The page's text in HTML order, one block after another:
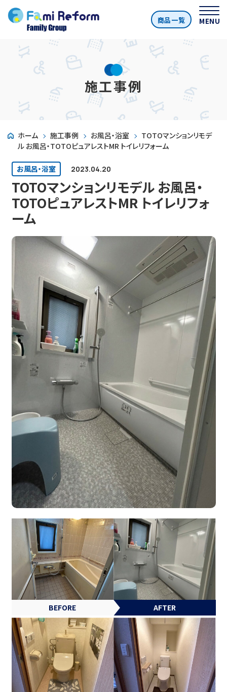
商品一覧 MENU
施工事例
ホーム 施工事例 お風呂・浴室
TOTOマンションリモデ
ル お風呂・TOTOピュアレストMR トイレリフォーム
お風呂・浴室 2023.04.20
TOTOマンションリモデル お風呂・
TOTOピュアレストMR トイレリフォ
ーム
BEFORE AFTER